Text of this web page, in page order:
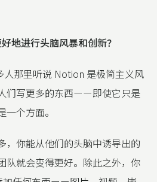
地进行头脑风暴和创新？
人那里听说 Notion 是极简主义风
们写更多的东西ーー即使它只是
个方面。
，你能从他们的头脑中诱导出的
队就会变得更好。除此之外，你